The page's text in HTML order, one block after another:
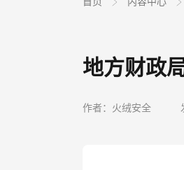
地方财政
作者：火绒安全